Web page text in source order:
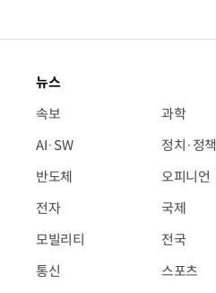
뉴스
속보
AI·SW
반도체
전자
모빌리티
통신
과학
정치·정책
오피니언
국제
전국
스포츠